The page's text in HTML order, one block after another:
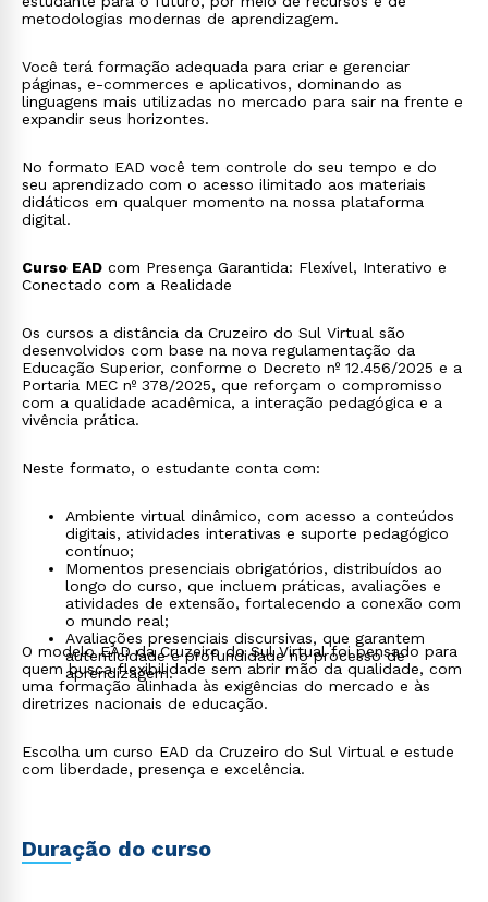
metodologias modernas de aprendizagem.
Você terá formação adequada para criar e gerenciar
páginas, e-commerces e aplicativos, dominando as
linguagens mais utilizadas no mercado para sair na frente e
expandir seus horizontes.
No formato EAD você tem controle do seu tempo e do
seu aprendizado com o acesso ilimitado aos materiais
didáticos em qualquer momento na nossa plataforma
digital.
Curso EAD com Presença Garantida: Flexível, Interativo e
Conectado com a Realidade
Os cursos a distância da Cruzeiro do Sul Virtual são
desenvolvidos com base na nova regulamentação da
Educação Superior, conforme o Decreto nº 12.456/2025 e a
Portaria MEC nº 378/2025, que reforçam o compromisso
com a qualidade acadêmica, a interação pedagógica e a
vivência prática.
Neste formato, o estudante conta com:
Ambiente virtual dinâmico, com acesso a conteúdos
digitais, atividades interativas e suporte pedagógico
contínuo;
Momentos presenciais obrigatórios, distribuídos ao
longo do curso, que incluem práticas, avaliações e
atividades de extensão, fortalecendo a conexão com
o mundo real;
Avaliações presenciais discursivas, que garantem
autenticidade e profundidade no processo de
aprendizagem.
O modelo EAD da Cruzeiro do Sul Virtual foi pensado para
quem busca flexibilidade sem abrir mão da qualidade, com
uma formação alinhada às exigências do mercado e às
diretrizes nacionais de educação.
Escolha um curso EAD da Cruzeiro do Sul Virtual e estude
com liberdade, presença e excelência.
Duração do curso